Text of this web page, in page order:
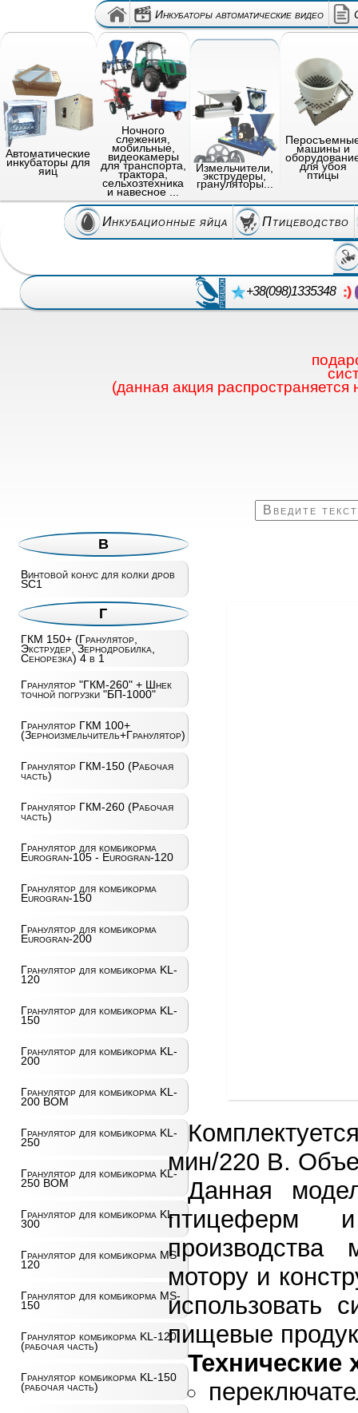
Инкубаторы автоматические видео
Автоматические
инкубаторы для
яиц
Ночного
слежения,
мобильные,
видеокамеры
для транспорта,
трактора,
сельхозтехника
и навесное ...
Измельчители,
экструдеры,
грануляторы...
машины и
для убоя
птицы
Инкубационные яйца Птицеводство
+38(098)1335348
(данная акция
В
Винтовой конус для колки дров
SC1
Г
ГКМ 150+ (Гранулятор,
Экструдер, Зернодробилка,
Сенорезка) 4 в 1
Гранулятор "ГКМ-260" + Шнек
точной погрузки "БП-1000"
Гранулятор ГКМ 100+
(Зерноизмельчитель+Гранулятор)
Гранулятор ГКМ-150 (Рабочая
часть)
Гранулятор ГКМ-260 (Рабочая
часть)
Гранулятор для комбикорма
Eurogran-105 - Eurogran-120
Гранулятор для комбикорма
Eurogran-150
Гранулятор для комбикорма
Eurogran-200
Гранулятор для комбикорма KL-
120
Гранулятор для комбикорма KL-
150
Гранулятор для комбикорма KL-
200
Гранулятор для комбикорма KL-
200 ВОМ
Гранулятор для комбикорма KL-
250
Гранулятор для комбикорма KL-
250 ВОМ
Гранулятор для комбикорма KL-
300
Гранулятор для комбикорма MS-
120
Гранулятор для комбикорма MS-
150
Гранулятор комбикорма KL-120
(рабочая часть)
Гранулятор комбикорма KL-150
(рабочая часть)
мин/220 В.
Данная
птицеферм
мотору и
использовать
пищевые
Технические